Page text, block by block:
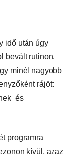
idő után úgy
bevált rutinon.
minél nagyobb
rájött
és
programra
kívül, azaz